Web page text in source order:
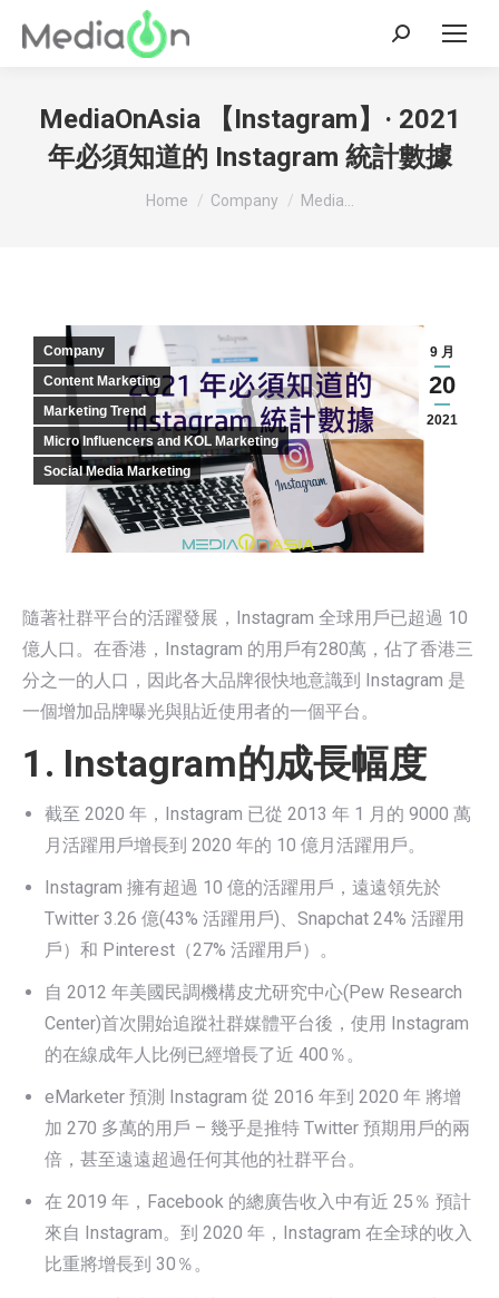
Search:
MediaOnAsia 【Instagram】· 2021
年必須知道的 Instagram 統計數據
You are here:
Home Company Media...
9 月
20
2021
Company
Content Marketing
Marketing Trend
Micro Influencers and KOL Marketing
Social Media Marketing
隨著社群平台的活躍發展，Instagram 全球用戶已超過 10
億人口。在香港，Instagram 的用戶有280萬，佔了香港三
分之一的人口，因此各大品牌很快地意識到 Instagram 是
一個增加品牌曝光與貼近使用者的一個平台。
1. Instagram的成長幅度
截至 2020 年，Instagram 已從 2013 年 1 月的 9000 萬
月活躍用戶增長到 2020 年的 10 億月活躍用戶。
Instagram 擁有超過 10 億的活躍用戶，遠遠領先於
Twitter 3.26 億(43% 活躍用戶)、Snapchat 24% 活躍用
戶）和 Pinterest（27% 活躍用戶）。
自 2012 年美國民調機構皮尤研究中心(Pew Research
Center)首次開始追蹤社群媒體平台後，使用 Instagram
的在線成年人比例已經增長了近 400％。
eMarketer 預測 Instagram 從 2016 年到 2020 年 將增
加 270 多萬的用戶 – 幾乎是推特 Twitter 預期用戶的兩
倍，甚至遠遠超過任何其他的社群平台。
在 2019 年，Facebook 的總廣告收入中有近 25％ 預計
來自 Instagram。到 2020 年，Instagram 在全球的收入
比重將增長到 30％。